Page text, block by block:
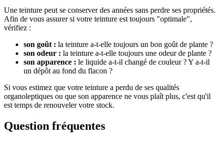
Une teinture peut se conserver des années sans perdre ses propriétés.
Afin de vous assurer si votre teinture est toujours "optimale",
vérifiez :
son goût : la teinture a-t-elle toujours un bon goût de plante ?
son odeur : la teinture a-t-elle toujours une odeur de plante ?
son apparence : le liquide a-t-il changé de couleur ? Y a-t-il
un dépôt au fond du flacon ?
Si vous estimez que votre teinture a perdu de ses qualités
organoleptiques ou que son apparence ne vous plaît plus, c'est qu'il
est temps de renouveler votre stock.
Question fréquentes